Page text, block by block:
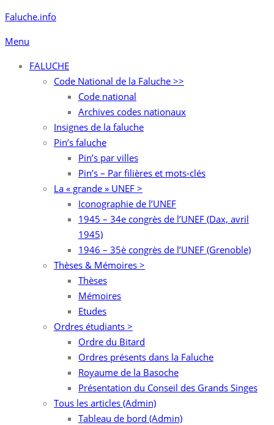
Aller
contenu
Faluche.info
Menu
FALUCHE
Code National de la Faluche >>
Code national
Archives codes nationaux
Insignes de la faluche
Pin’s faluche
Pin’s par villes
Pin’s – Par filières et mots-clés
La « grande » UNEF >
Iconographie de l’UNEF
1945 – 34e congrès de l’UNEF (Dax, avril
1945)
1946 – 35è congrès de l’UNEF (Grenoble)
Thèses & Mémoires >
Thèses
Mémoires
Etudes
Ordres étudiants >
Ordre du Bitard
Ordres présents dans la Faluche
Royaume de la Basoche
Présentation du Conseil des Grands Singes
Tous les articles (Admin)
Tableau de bord (Admin)